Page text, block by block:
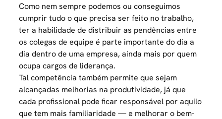
Como nem sempre podemos ou conseguimos
cumprir tudo o que precisa ser feito no trabalho,
ter a habilidade de distribuir as pendências entre
os colegas de equipe é parte importante do dia a
dia dentro de uma empresa, ainda mais por quem
ocupa cargos de liderança.
Tal competência também permite que sejam
alcançadas melhorias na produtividade, já que
cada profissional pode ficar responsável por aquilo
que tem mais familiaridade — e melhorar o bem-